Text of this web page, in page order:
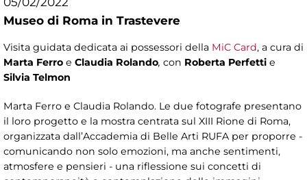
Museo di Roma in Trastevere
Visita guidata dedicata ai possessori della MiC Card, a cura di
Marta Ferro e Claudia Rolando, con Roberta Perfetti e
Silvia Telmon
Marta Ferro e Claudia Rolando. Le due fotografe presentano
il loro progetto e la mostra centrata sul XIII Rione di Roma,
organizzata dall’Accademia di Belle Arti RUFA per proporre -
comunicando non solo emozioni, ma anche sentimenti,
atmosfere e pensieri - una riflessione sui concetti di